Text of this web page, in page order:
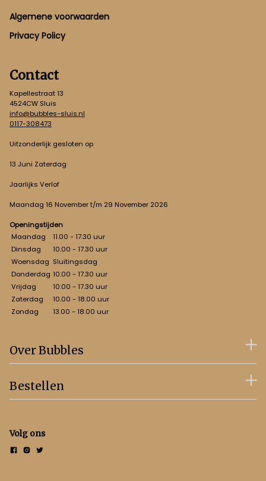
Footer
Algemene voorwaarden
Privacy Policy
Contact
Kapellestraat 13
4524CW Sluis
info@bubbles-sluis.nl
0117-308473
Uitzonderlijk gesloten op
13 Juni Zaterdag
Jaarlijks Verlof
Maandag 16 November t/m 29 November 2026
Openingstijden
Maandag
11.00 - 17.30 uur
Dinsdag
10.00 - 17.30 uur
Woensdag Sluitingsdag
Donderdag 10.00 - 17.30 uur
Vrijdag
10.00 - 17.30 uur
Zaterdag
10.00 - 18.00 uur
Zondag
13.00 - 18.00 uur
Over Bubbles
Bestellen
Volg ons